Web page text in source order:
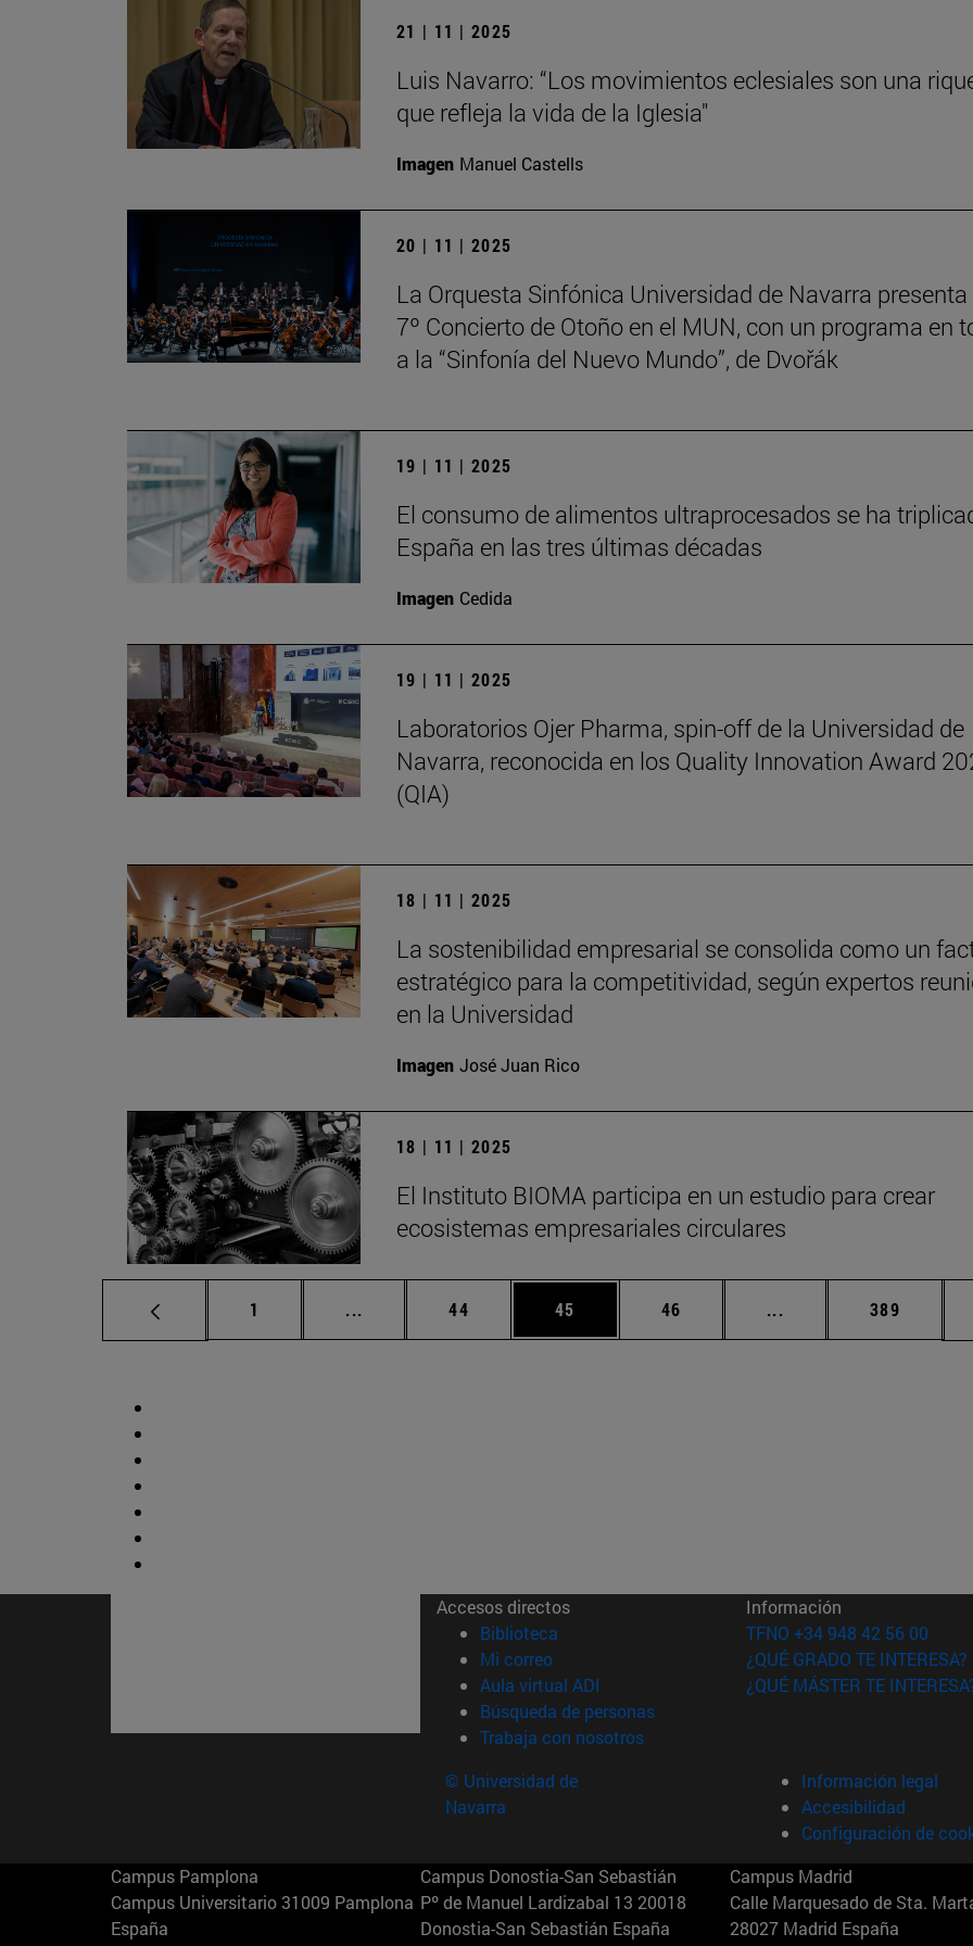
21 | 11 | 2025
Luis Navarro: “Los movimientos eclesiales son una
que refleja la vida de la Iglesia"
Imagen Manuel Castells
20 | 11 | 2025
La Orquesta Sinfónica Universidad de Navarra presenta
7º Concierto de Otoño en el MUN, con un programa en
a la “Sinfonía del Nuevo Mundo”, de Dvořák
19 | 11 | 2025
El consumo de alimentos ultraprocesados se ha
España en las tres últimas décadas
Imagen Cedida
19 | 11 | 2025
Laboratorios Ojer Pharma, spin-off de la Universidad de
Navarra, reconocida en los Quality Innovation Award
(QIA)
18 | 11 | 2025
La sostenibilidad empresarial se consolida como un
estratégico para la competitividad, según expertos
en la Universidad
Imagen José Juan Rico
18 | 11 | 2025
El Instituto BIOMA participa en un estudio para crear
ecosistemas empresariales circulares
Página
1 ... Páginas intermedias Use TAB para desplazarse.
Página
44 Página
45 Página
46 ... Páginas intermedias
Página
389
Accesos directos
Biblioteca (abre en nueva ventana)
Mi correo(abre en nueva ventana)
Aula virtual ADI (abre en nueva ventana)
Búsqueda de personas(abre en nueva ventana)
Trabaja con nosotros(abre en nueva ventana)
Información
TFNO +34 948 42 56 00
¿QUÉ GRADO TE INTERESA?
¿QUÉ MÁSTER TE
© Universidad de
Navarra
Información legal
Accesibilidad
Configuración de
Campus Pamplona
Campus Universitario 31009 Pamplona
España
Campus Donostia-San Sebastián
Pº de Manuel Lardizabal 13 20018
Donostia-San Sebastián España
Campus Madrid
Calle Marquesado de Sta.
28027 Madrid España